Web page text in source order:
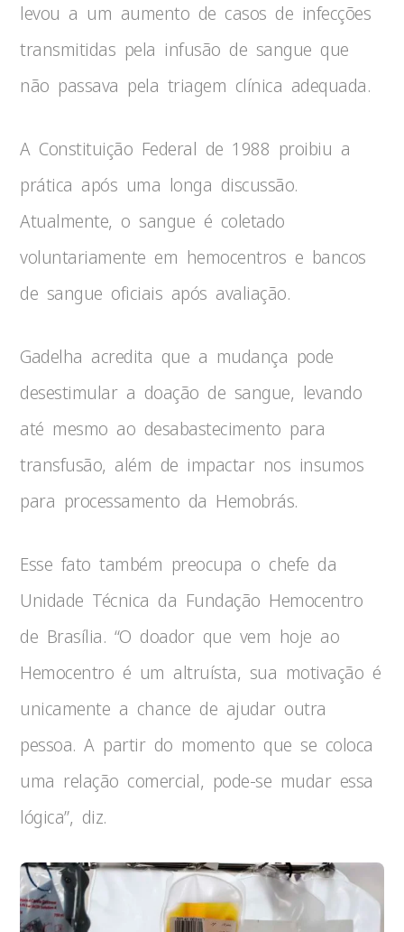
levou a um aumento de casos de infecções
transmitidas pela infusão de sangue que
não passava pela triagem clínica adequada.
A Constituição Federal de 1988 proibiu a
prática após uma longa discussão.
Atualmente, o sangue é coletado
voluntariamente em hemocentros e bancos
de sangue oficiais após avaliação.
Gadelha acredita que a mudança pode
desestimular a doação de sangue, levando
até mesmo ao desabastecimento para
transfusão, além de impactar nos insumos
para processamento da Hemobrás.
Esse fato também preocupa o chefe da
Unidade Técnica da Fundação Hemocentro
de Brasília. “O doador que vem hoje ao
Hemocentro é um altruísta, sua motivação é
unicamente a chance de ajudar outra
pessoa. A partir do momento que se coloca
uma relação comercial, pode-se mudar essa
lógica”, diz.